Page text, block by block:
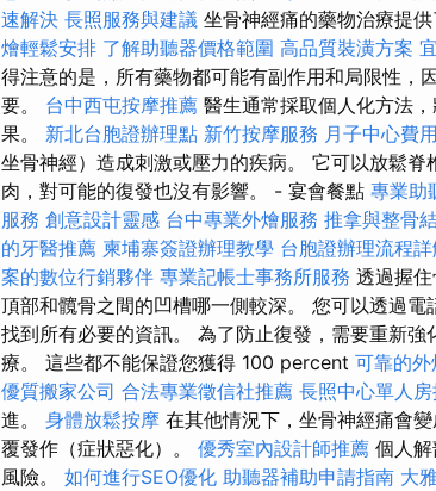
速解決 長照服務與建議 坐骨神經痛的藥物治療提
燴輕鬆安排 了解助聽器價格範圍 高品質裝潢方案
得注意的是，所有藥物都可能有副作用和局限性，
要。 台中西屯按摩推薦 醫生通常採取個人化方法
果。 新北台胞證辦理點 新竹按摩服務 月子中心費
坐骨神經）造成刺激或壓力的疾病。 它可以放鬆
肉，對可能的復發也沒有影響。 - 宴會餐點 專業助
服務 創意設計靈感 台中專業外燴服務 推拿與整骨
的牙醫推薦 柬埔寨簽證辦理教學 台胞證辦理流程
案的數位行銷夥伴 專業記帳士事務所服務 透過握
頂部和髖骨之間的凹槽哪一側較深。 您可以透過
找到所有必要的資訊。 為了防止復發，需要重新
療。 這些都不能保證您獲得 100 percent 可靠的
優質搬家公司 合法專業徵信社推薦 長照中心單人
進。 身體放鬆按摩 在其他情況下，坐骨神經痛會
覆發作（症狀惡化）。 優秀室內設計師推薦 個人
風險。 如何進行SEO優化 助聽器補助申請指南 大